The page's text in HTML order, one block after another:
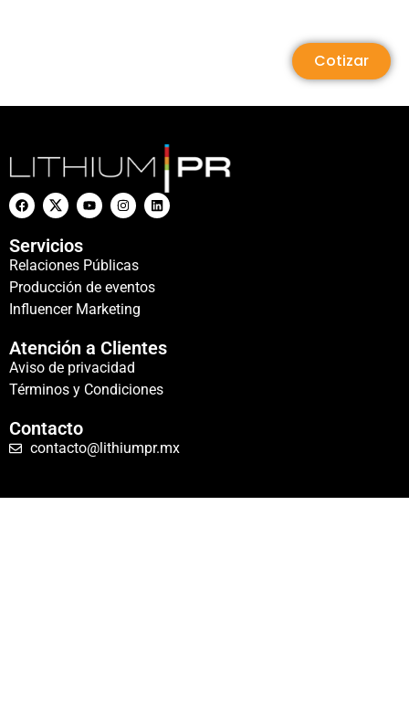
Cotizar
Servicios
Relaciones Públicas
Producción de eventos
Influencer Marketing
Atención a Clientes
Aviso de privacidad
Términos y Condiciones
Contacto
contacto@lithiumpr.mx